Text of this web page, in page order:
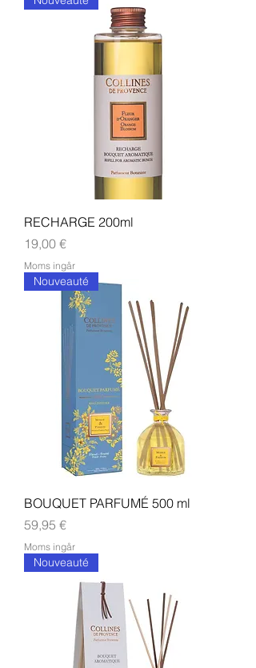
RECHARGE 200ml
Pris
19,00 €
Moms ingår
Nouveauté
BOUQUET PARFUMÉ 500 ml
Pris
59,95 €
Moms ingår
Nouveauté